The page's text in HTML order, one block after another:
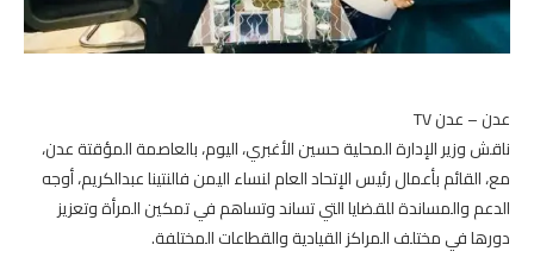
عدن – عدن TV
ناقش وزير الإدارة المحلية حسين الأغبري، اليوم، بالعاصمة المؤقتة عدن،
مع، القائم بأعمال رئيس الإتحاد العام لنساء اليمن فالنتينا عبدالكريم، أوجه
الدعم والمساندة للقضايا التي تساند وتساهم في تمكين المرأة وتعزيز
دورها في مختلف المراكز القيادية والقطاعات المختلفة.